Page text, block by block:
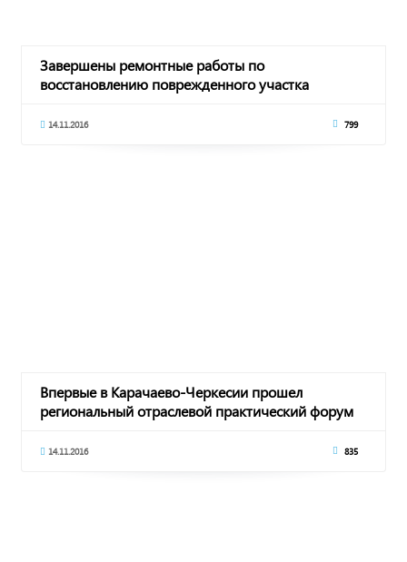
Завершены ремонтные работы по
восстановлению поврежденного участка
14.11.2016 799
Впервые в Карачаево-Черкесии прошел
региональный отраслевой практический форум
14.11.2016 835